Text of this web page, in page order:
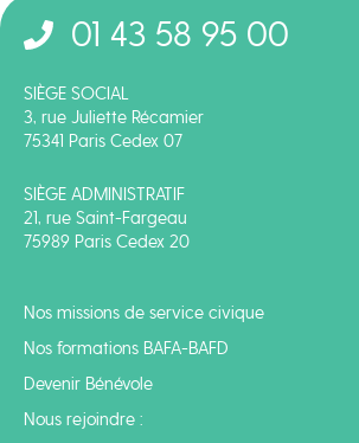
01 43 58 95 00
SIÈGE SOCIAL
3, rue Juliette Récamier
75341 Paris Cedex 07
SIÈGE ADMINISTRATIF
21, rue Saint-Fargeau
75989 Paris Cedex 20
Nos missions de service civique
Nos formations BAFA-BAFD
Devenir Bénévole
Nous rejoindre :